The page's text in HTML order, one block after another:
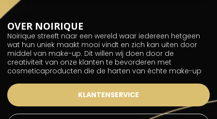
OVER NOIRIQUE
Noirique streeft naar een wereld waar iedereen hetgeen
wat hun uniek maakt mooi vindt en zich kan uiten door
middel van make-up. Dit willen wij doen door de
creativiteit van onze klanten te bevorderen met
cosmeticaproducten die de harten van échte make-up
KLANTENSERVICE